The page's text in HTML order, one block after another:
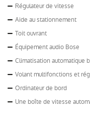
Régulateur de vitesse
Aide au stationnement
Toit ouvrant
Équipement audio Bose
Climatisation automatique
Volant multifonctions et
Ordinateur de bord
Une boîte de vitesse